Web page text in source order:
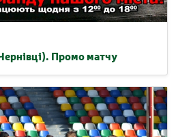
Промо матчу